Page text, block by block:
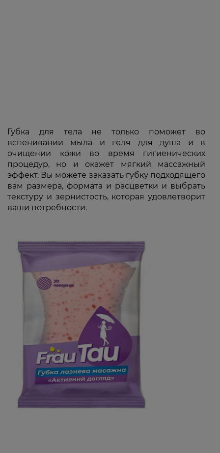
Губка для тела не только поможет во
вспенивании мыла и геля для душа и в
очищении кожи во время гигиенических
процедур, но и окажет мягкий массажный
эффект. Вы можете заказать губку подходящего
вам размера, формата и расцветки и выбрать
текстуру и зернистость, которая удовлетворит
ваши потребности.